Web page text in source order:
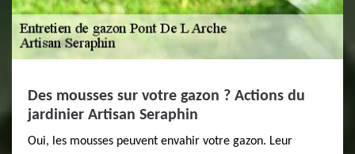
Des mousses sur votre gazon ? Actions du
jardinier Artisan Seraphin
Oui, les mousses peuvent envahir votre gazon. Leur